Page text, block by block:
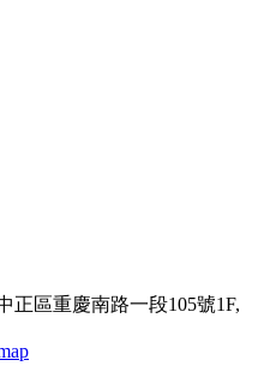
正區重慶南路一段105號1F,